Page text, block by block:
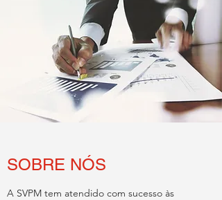
SOBRE NÓS
A SVPM tem atendido com sucesso às